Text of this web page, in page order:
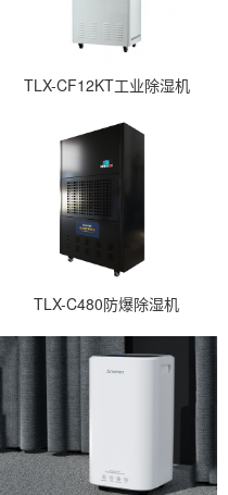
TLX-CF12KT工业除湿机
TLX-C480防爆除湿机